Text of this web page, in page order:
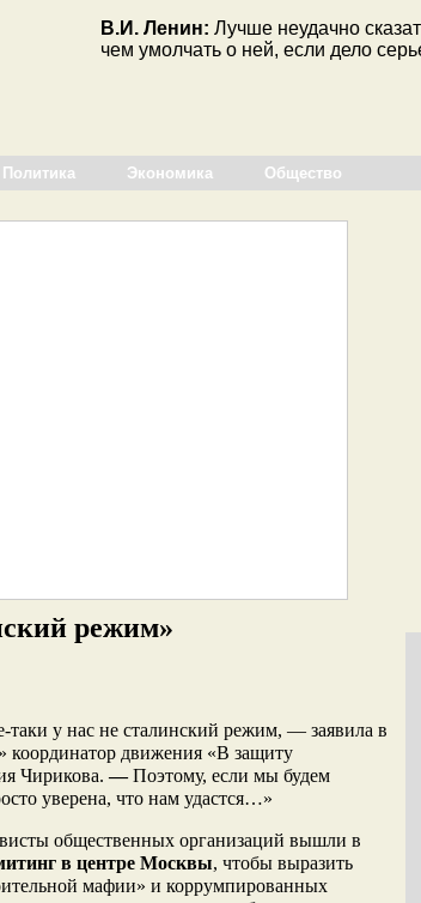
В.И. Ленин: Лучше неудачно
чем умолчать о ней, если дело
Политика Экономика Общество
режим»
таки у нас не сталинский режим, — заявила в
координатор движения «В защиту
Чирикова. —Поэтому, если мы будем
уверена, что нам удастся…»
общественных организаций вышли в
в центре Москвы, чтобы выразить
мафии» и коррумпированных